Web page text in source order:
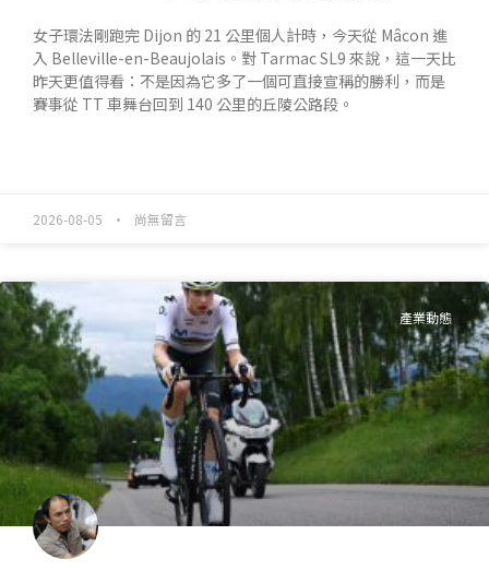
女子環法剛跑完 Dijon 的 21 公里個人計時，今天從 Mâcon 進
入 Belleville-en-Beaujolais。對 Tarmac SL9 來說，這一天比
昨天更值得看：不是因為它多了一個可直接宣稱的勝利，而是
賽事從 TT 車舞台回到 140 公里的丘陵公路段。
2026-08-05 尚無留言
產業動態